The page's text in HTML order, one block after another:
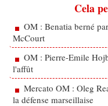
Cela
OM : Benatia berné
McCourt
OM : Pierre-Emile
l'affût
Mercato OM : Oleg
la défense marseillaise